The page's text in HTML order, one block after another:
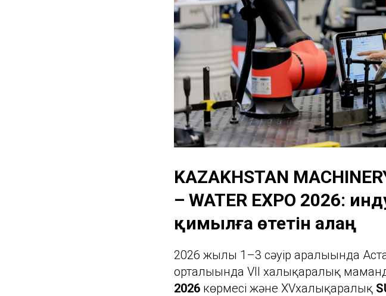
KAZAKHSTAN
– WATER EXPO 2026:
қимылға өтетін алаң
2026 жылғы 1–3 сәуір аралығында
орталығында VII халықаралық
2026 көрмесі және XVхалықаралық